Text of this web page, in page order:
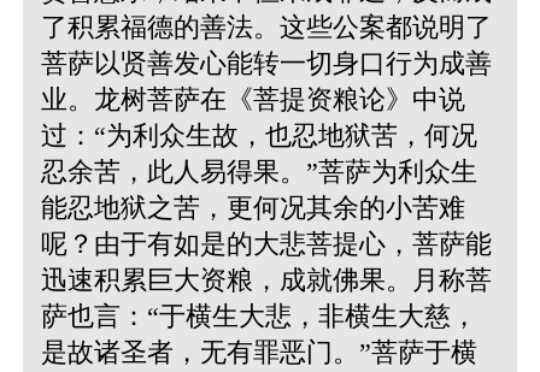
了积累福德的善法。这些公案都说明了
菩萨以贤善发心能转一切身口行为成善
业。龙树菩萨在《菩提资粮论》中说
过：“为利众生故，也忍地狱苦，何况
忍余苦，此人易得果。”菩萨为利众生
能忍地狱之苦，更何况其余的小苦难
呢？由于有如是的大悲菩提心，菩萨能
迅速积累巨大资粮，成就佛果。月称菩
萨也言：“于横生大悲，非横生大慈，
是故诸圣者，无有罪恶门。”菩萨于横